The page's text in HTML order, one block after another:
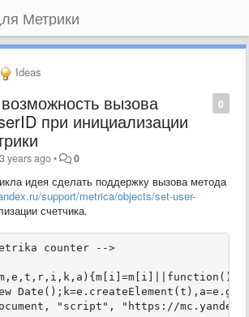
Метрики
Ideas
0
вызова
при инициализации
3 years ago• 0
идея сделать поддержку вызова метода
support/metrica/objects/set-user-
счетчика.
counter -->
"script", "https://